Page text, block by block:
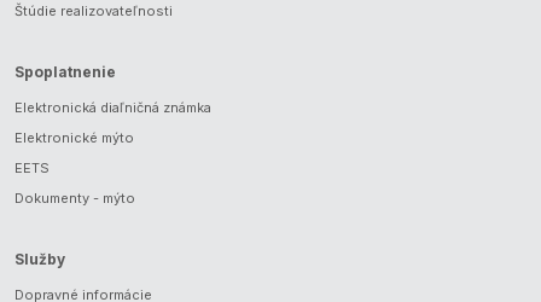
Štúdie realizovateľnosti
Spoplatnenie
Elektronická diaľničná známka
Elektronické mýto
EETS
Dokumenty - mýto
Služby
Dopravné informácie